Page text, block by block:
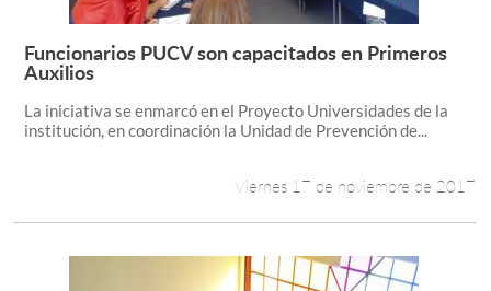
Leer más +
Funcionarios PUCV son capacitados en Primeros
Auxilios
La iniciativa se enmarcó en el Proyecto Universidades de la
institución, en coordinación la Unidad de Prevención de...
Viernes 17 de noviembre de 2017